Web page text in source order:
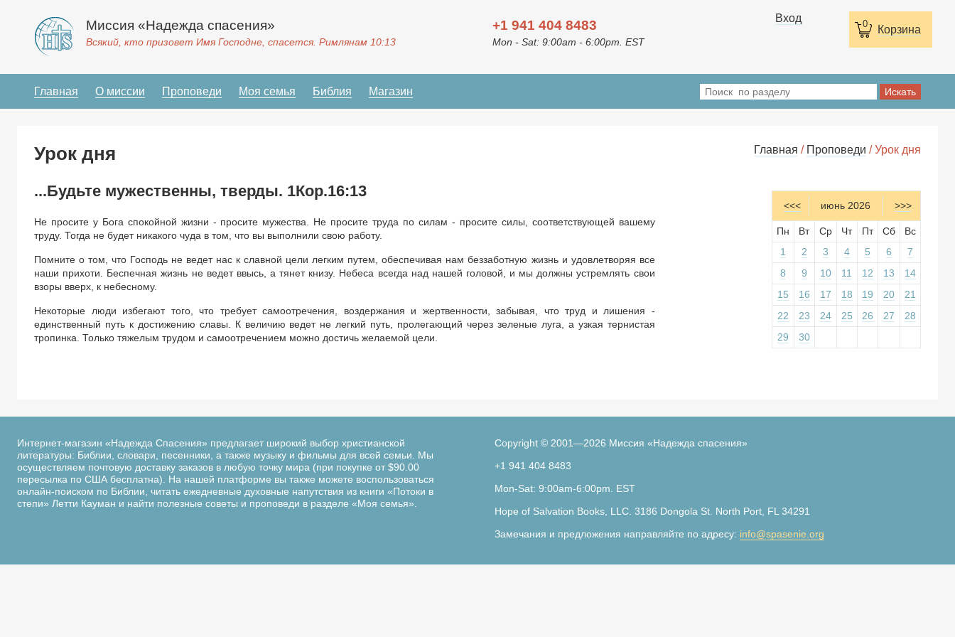
0 Корзина
Миссия «Надежда спасения»
Всякий, кто призовет Имя Господне, спасется. Римлянам 10:13
+1 941 404 8483
Mon - Sat: 9:00am - 6:00pm. EST
Вход
Главная О миссии Проповеди Моя семья Библия Магазин
Главная / Проповеди / Урок дня
Урок дня
...Будьте мужественны, тверды. 1Кор.16:13
Не просите у Бога спокойной жизни - просите мужества. Не просите труда по силам - просите силы, соответствующей вашему
труду. Тогда не будет никакого чуда в том, что вы выполнили свою работу.
Помните о том, что Господь не ведет нас к славной цели легким путем, обеспечивая нам беззаботную жизнь и удовлетворяя все
наши прихоти. Беспечная жизнь не ведет ввысь, а тянет книзу. Небеса всегда над нашей головой, и мы должны устремлять свои
взоры вверх, к небесному.
Некоторые люди избегают того, что требует самоотречения, воздержания и жертвенности, забывая, что труд и лишения -
единственный путь к достижению славы. К величию ведет не легкий путь, пролегающий через зеленые луга, а узкая тернистая
тропинка. Только тяжелым трудом и самоотречением можно достичь желаемой цели.
<<< июнь 2026 >>>
Пн Вт Ср Чт Пт Сб
Вс
1
2 3 4 5 6
7
8
9 10 11 12 13
14
15
16 17 18 19 20
21
22
23 24 25 26 27
28
29
30
Интернет-магазин «Надежда Спасения» предлагает широкий выбор христианской
литературы: Библии, словари, песенники, а также музыку и фильмы для всей семьи. Мы
осуществляем почтовую доставку заказов в любую точку мира (при покупке от $90.00
пересылка по США бесплатна). На нашей платформе вы также можете воспользоваться
онлайн-поиском по Библии, читать ежедневные духовные напутствия из книги «Потоки в
степи» Летти Кауман и найти полезные советы и проповеди в разделе «Моя семья».
Copyright © 2001—2026 Миссия «Надежда спасения»
+1 941 404 8483
Mon-Sat: 9:00am-6:00pm. EST
Hope of Salvation Books, LLC. 3186 Dongola St. North Port, FL 34291
Замечания и предложения направляйте по адресу: info@spasenie.org